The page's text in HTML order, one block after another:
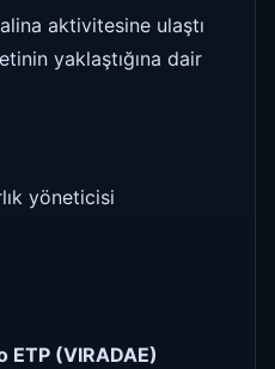
aktivitesine ulaştı
yaklaştığına dair
yöneticisi
(VIRADAE)